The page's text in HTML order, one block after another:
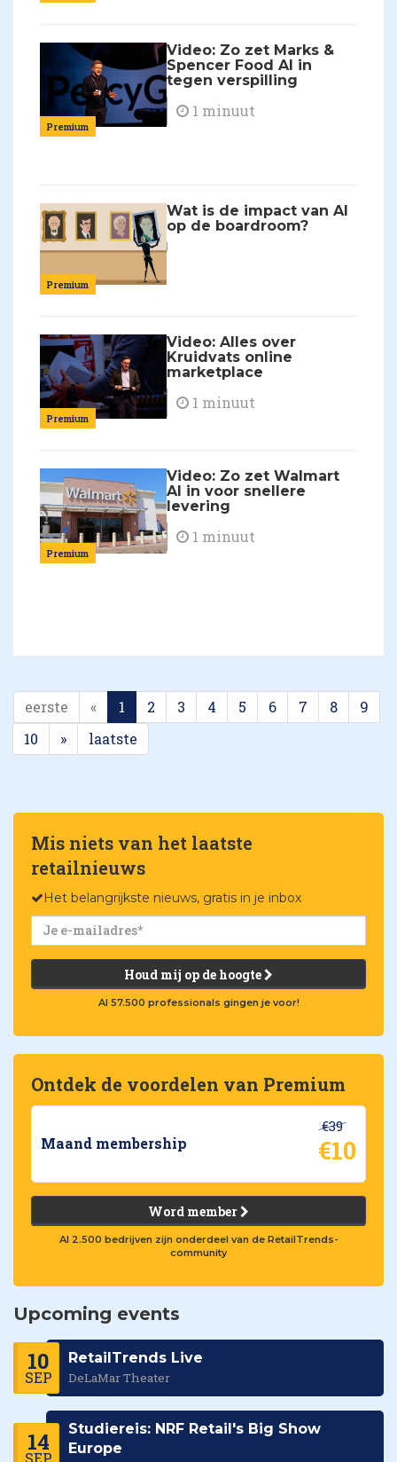
Premium
Video: Zo zet Marks &
Spencer Food AI in
tegen verspilling
1 minuut
Premium
Wat is de impact van AI
op de boardroom?
Premium
Video: Alles over
Kruidvats online
marketplace
1 minuut
Premium
Video: Zo zet Walmart
AI in voor snellere
levering
1 minuut
eerste « 1 2 3 4 5 6 7 8
9
10
» laatste
Mis niets van het laatste
retailnieuws
Het belangrijkste nieuws, gratis in je inbox
Houd mij op de hoogte
Al 57.500 professionals gingen je voor!
Ontdek de voordelen van Premium
Maand membership
€39
€10
Word member
Al 2.500 bedrijven zijn onderdeel van de RetailTrends-
community
Upcoming events
10
SEP
RetailTrends Live
DeLaMar Theater
14
SEP
Studiereis: NRF Retail's Big Show
Europe